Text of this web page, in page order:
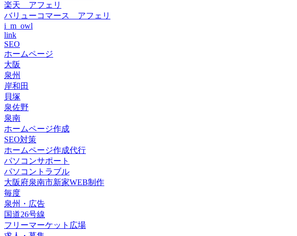
楽天 アフェリ
バリューコマース アフェリ
i_m_owl
link
SEO
ホームページ
大阪
泉州
岸和田
貝塚
泉佐野
泉南
ホームページ作成
SEO対策
ホームページ作成代行
パソコンサポート
パソコントラブル
大阪府泉南市新家WEB制作
毎度
泉州・広告
国道26号線
フリーマーケット広場